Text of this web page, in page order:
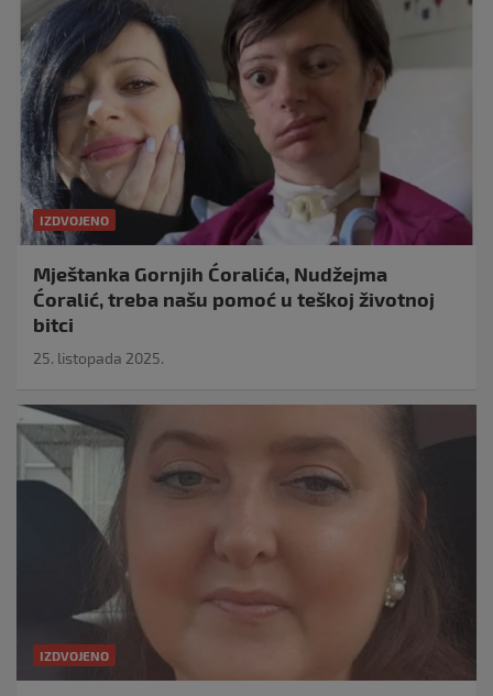
IZDVOJENO
Mještanka Gornjih Ćoralića, Nudžejma
Ćoralić, treba našu pomoć u teškoj životnoj
bitci
25. listopada 2025.
IZDVOJENO